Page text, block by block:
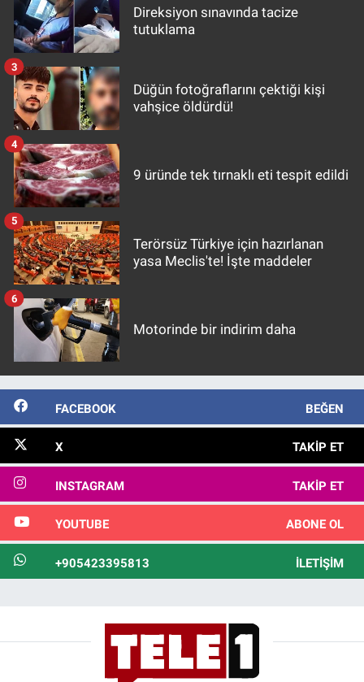
Direksiyon sınavında tacize
tutuklama
Düğün fotoğraflarını çektiği kişi
vahşice öldürdü!
3
9 üründe tek tırnaklı eti tespit edildi
4
Terörsüz Türkiye için hazırlanan
yasa Meclis'te! İşte maddeler
5
Motorinde bir indirim daha
6
FACEBOOK BEĞEN
X TAKIP ET
INSTAGRAM TAKIP ET
YOUTUBE ABONE OL
+905423395813 İLETIŞIM